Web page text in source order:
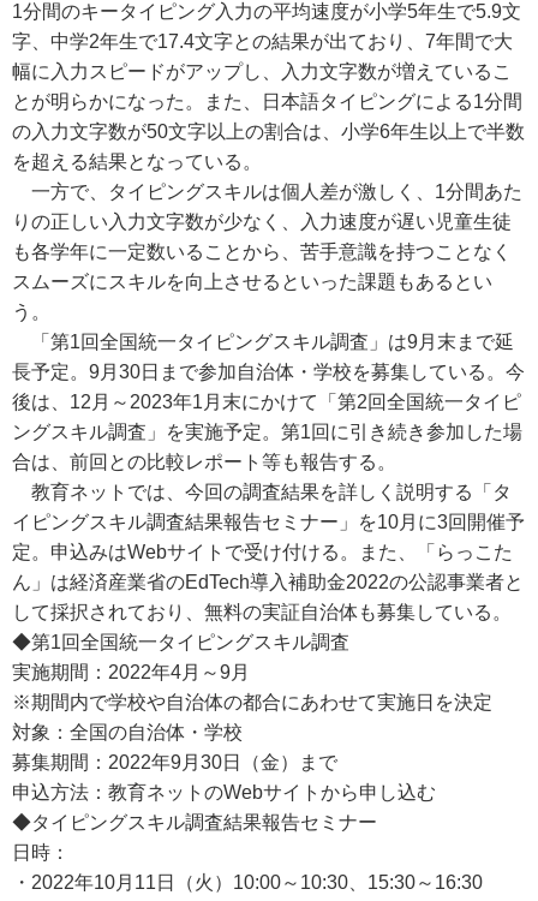
1分間のキータイピング入力の平均速度が小学5年生で5.9文
字、中学2年生で17.4文字との結果が出ており、7年間で大
幅に入力スピードがアップし、入力文字数が増えているこ
とが明らかになった。また、日本語タイピングによる1分間
の入力文字数が50文字以上の割合は、小学6年生以上で半数
を超える結果となっている。
一方で、タイピングスキルは個人差が激しく、1分間あた
りの正しい入力文字数が少なく、入力速度が遅い児童生徒
も各学年に一定数いることから、苦手意識を持つことなく
スムーズにスキルを向上させるといった課題もあるとい
う。
「第1回全国統一タイピングスキル調査」は9月末まで延
長予定。9月30日まで参加自治体・学校を募集している。今
後は、12月～2023年1月末にかけて「第2回全国統一タイピ
ングスキル調査」を実施予定。第1回に引き続き参加した場
合は、前回との比較レポート等も報告する。
教育ネットでは、今回の調査結果を詳しく説明する「タ
イピングスキル調査結果報告セミナー」を10月に3回開催予
定。申込みはWebサイトで受け付ける。また、「らっこた
ん」は経済産業省のEdTech導入補助金2022の公認事業者と
して採択されており、無料の実証自治体も募集している。
◆第1回全国統一タイピングスキル調査
実施期間：2022年4月～9月
※期間内で学校や自治体の都合にあわせて実施日を決定
対象：全国の自治体・学校
募集期間：2022年9月30日（金）まで
申込方法：教育ネットのWebサイトから申し込む
◆タイピングスキル調査結果報告セミナー
日時：
・2022年10月11日（火）10:00～10:30、15:30～16:30